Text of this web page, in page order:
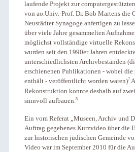
laufende Projekt zur
von ao.Univ.-Prof. Dr. Bob Martens die
Neustädter Synagoge anfertigen zu
über viele Jahre gesammelten
möglichst vollständige virtuelle
wurden seit den 1990er Jahren
unterschiedlichsten Archivbeständen
erschienenen Publikationen - wobei
enthält - veröffentlicht worden waren)7
Rekonstruktion konnte deshalb auf
sinnvoll aufbauen.8
Ein vom Referat „Museen, Archiv und
Auftrag gegebenes Kurzvideo über die
zur historischen jüdischen Gemeinde
Video war im September 2010 für die